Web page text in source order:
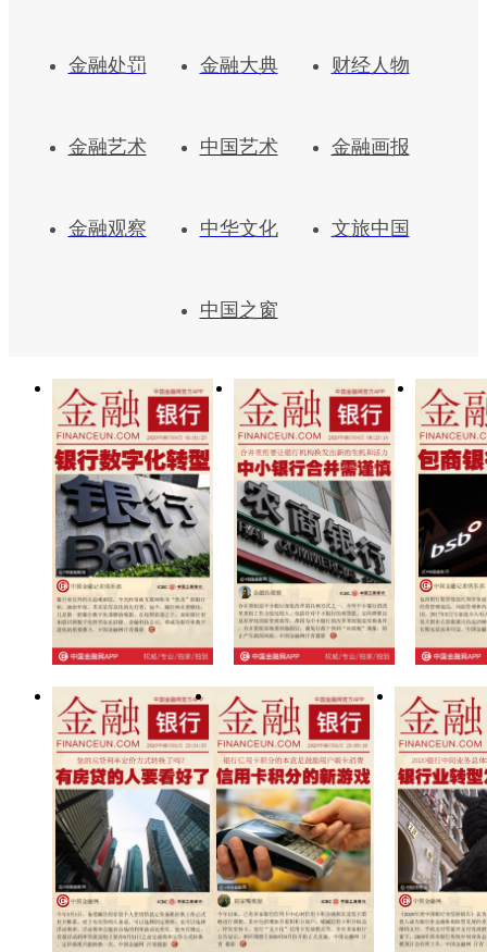
金融处罚 金融大典 财经人物
金融艺术 中国艺术 金融画报
金融观察 中华文化 文旅中国
中国之窗